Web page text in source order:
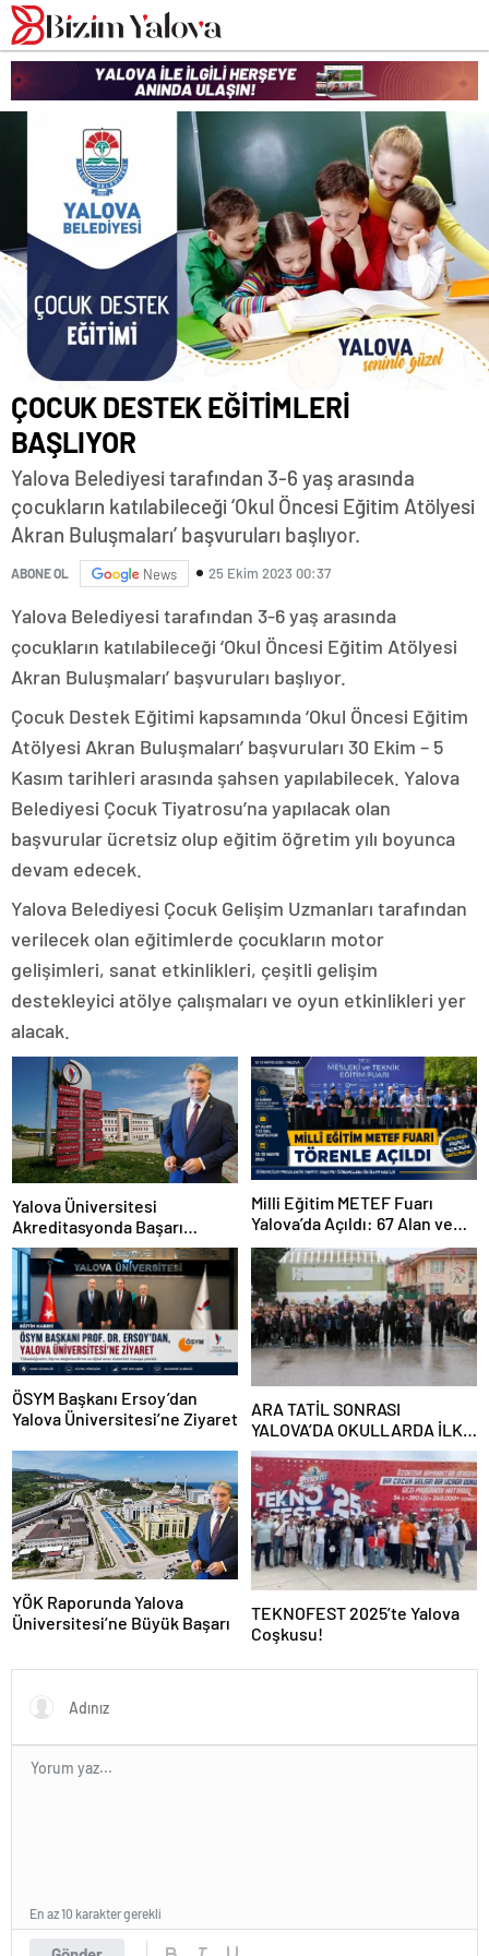
romabet
romabet
romabet
deneme
bonusu
veren
siteler
ÇOCUK DESTEK EĞİTİMLERİ
BAŞLIYOR
Yalova Belediyesi tarafından 3-6 yaş arasında
çocukların katılabileceği ‘Okul Öncesi Eğitim Atölyesi
Akran Buluşmaları’ başvuruları başlıyor.
ABONE OL News 25 Ekim 2023 00:37
Yalova Belediyesi tarafından 3-6 yaş arasında
çocukların katılabileceği ‘Okul Öncesi Eğitim Atölyesi
Akran Buluşmaları’ başvuruları başlıyor.
Çocuk Destek Eğitimi kapsamında ‘Okul Öncesi Eğitim
Atölyesi Akran Buluşmaları’ başvuruları 30 Ekim – 5
Kasım tarihleri arasında şahsen yapılabilecek. Yalova
Belediyesi Çocuk Tiyatrosu’na yapılacak olan
başvurular ücretsiz olup eğitim öğretim yılı boyunca
devam edecek.
Yalova Belediyesi Çocuk Gelişim Uzmanları tarafından
verilecek olan eğitimlerde çocukların motor
gelişimleri, sanat etkinlikleri, çeşitli gelişim
destekleyici atölye çalışmaları ve oyun etkinlikleri yer
alacak.
Yalova Üniversitesi
Akreditasyonda Başarı
Grafiğini Yükseltti
Milli Eğitim METEF Fuarı
Yalova’da Açıldı: 67 Alan ve
112 Dal Öğrencilerle Buluştu
ÖSYM Başkanı Ersoy’dan
Yalova Üniversitesi’ne Ziyaret
ARA TATİL SONRASI
YALOVA’DA OKULLARDA İLK
DERS HEYECANI
YÖK Raporunda Yalova
Üniversitesi’ne Büyük Başarı
TEKNOFEST 2025’te Yalova
Coşkusu!
En az 10 karakter gerekli